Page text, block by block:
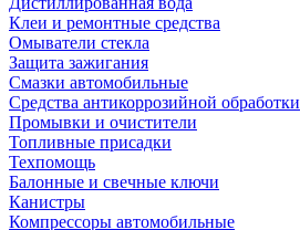
Клеи и ремонтные средства
Омыватели стекла
Защита зажигания
Смазки автомобильные
Средства антикоррозийной обработки
Промывки и очистители
Топливные присадки
Техпомощь
Балонные и свечные ключи
Канистры
Компрессоры автомобильные